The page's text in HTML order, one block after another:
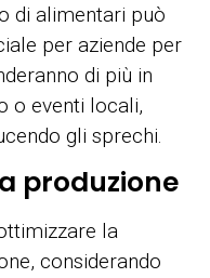
di alimentari può
per aziende per
di più in
o eventi locali,
gli sprechi.
produzione
la
considerando